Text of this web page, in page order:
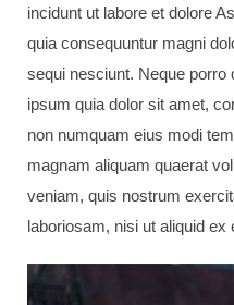
incidunt ut labore et dolore
quia consequuntur magni
sequi nesciunt. Neque porro
ipsum quia dolor sit amet,
non numquam eius modi
magnam aliquam quaerat
veniam, quis nostrum
laboriosam, nisi ut aliquid